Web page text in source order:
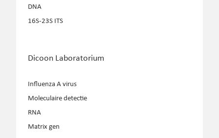
DNA
16S-23S ITS
Dicoon Laboratorium
Influenza A virus
Moleculaire detectie
RNA
Matrix gen